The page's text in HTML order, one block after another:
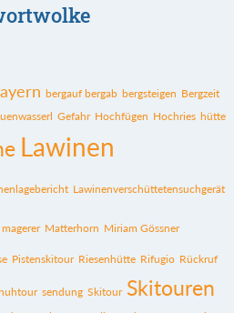
bergauf bergab bergsteigen Bergzeit
Gefahr Hochfügen Hochries hütte
Lawinen
Lawinenverschüttetensuchgerät
magerer Matterhorn Miriam Gössner
Pistenskitour Riesenhütte Rifugio Rückruf
sendung Skitour Skitouren